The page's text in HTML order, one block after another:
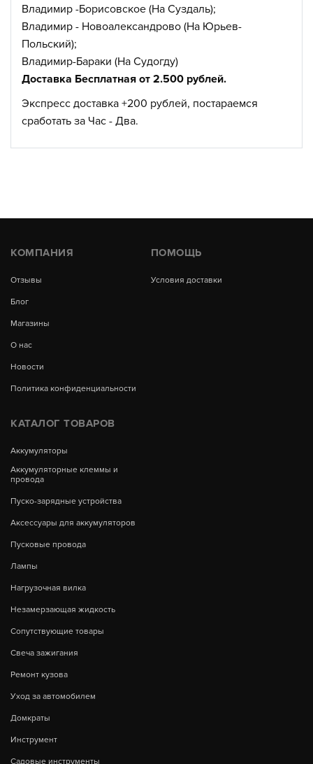
Владимир -Борисовское (На Суздаль);
Владимир - Новоалександрово (На Юрьев-
Польский);
Владимир-Бараки (На Судогду)
Доставка Бесплатная от 2.500 рублей.
Экспресс доставка +200 рублей, постараемся
сработать за Час - Два.
КОМПАНИЯ
Отзывы
Блог
Магазины
О нас
Новости
Политика конфиденциальности
ПОМОЩЬ
Условия доставки
КАТАЛОГ ТОВАРОВ
Аккумуляторы
Аккумуляторные клеммы и
провода
Пуско-зарядные устройства
Аксессуары для аккумуляторов
Пусковые провода
Лампы
Нагрузочная вилка
Незамерзающая жидкость
Сопутствующие товары
Свеча зажигания
Ремонт кузова
Уход за автомобилем
Домкраты
Инструмент
Садовые инструменты